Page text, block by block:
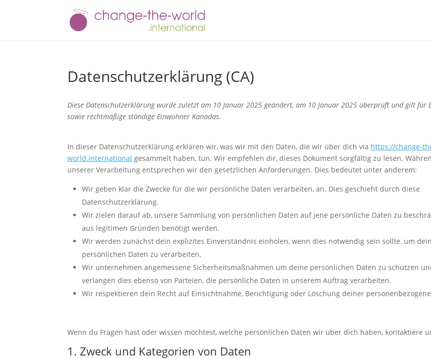
Datenschutzerklärung (CA)
Diese Datenschutzerklärung wurde zuletzt am 10 Januar 2025 geändert, am 10 Januar 2025 überprüft und gilt für
sowie rechtmäßige ständige Einwohner Kanadas.
In dieser Datenschutzerklärung erklären wir, was wir mit den Daten, die wir über dich via https://change-
world.international gesammelt haben, tun. Wir empfehlen dir, dieses Dokument sorgfältig zu lesen.
unserer Verarbeitung entsprechen wir den gesetzlichen Anforderungen. Dies bedeutet unter anderem:
Wir geben klar die Zwecke für die wir persönliche Daten verarbeiten, an. Dies geschieht durch diese
Datenschutzerklärung.
Wir zielen darauf ab, unsere Sammlung von persönlichen Daten auf jene persönliche Daten zu
aus legitimen Gründen benötigt werden.
Wir werden zunächst dein explizites Einverständnis einholen, wenn dies notwendig sein sollte, um
persönlichen Daten zu verarbeiten.
Wir unternehmen angemessene Sicherheitsmaßnahmen um deine persönlichen Daten zu schützen
verlangen dies ebenso von Parteien, die persönliche Daten in unserem Auftrag verarbeiten.
Wir respektieren dein Recht auf Einsichtnahme, Berichtigung oder Löschung deiner
Wenn du Fragen hast oder wissen möchtest, welche persönlichen Daten wir über dich haben, kontaktiere
1. Zweck und Kategorien von Daten